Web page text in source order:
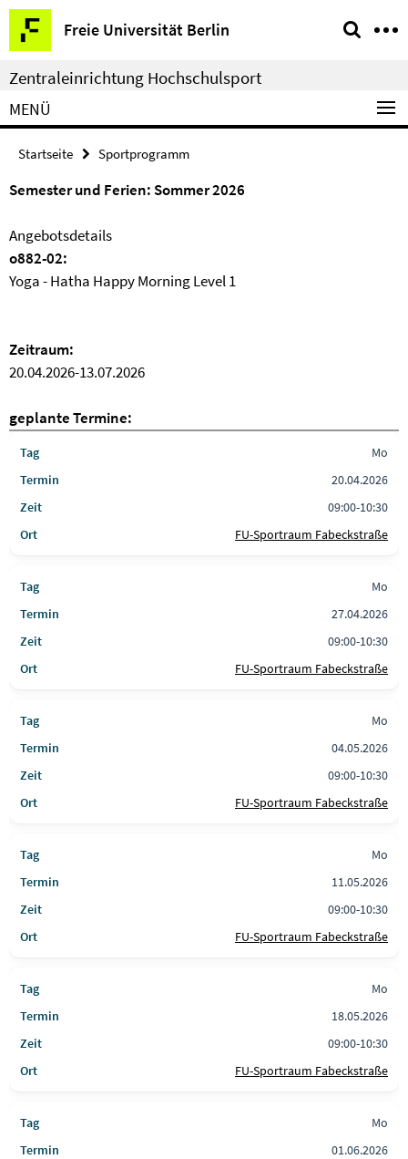
Springe
direkt
zu
Inhalt
Freie Universität Berlin
Service-
Navigation
Zentraleinrichtung Hochschulsport
MENÜ
Startseite Sportprogramm
Semester und Ferien: Sommer 2026
Angebotsdetails
o882-02:
Yoga - Hatha Happy Morning Level 1
Zeitraum:
20.04.2026-13.07.2026
geplante Termine:
Mo
20.04.2026
09:00-10:30
FU-Sportraum Fabeckstraße
Mo
27.04.2026
09:00-10:30
FU-Sportraum Fabeckstraße
Mo
04.05.2026
09:00-10:30
FU-Sportraum Fabeckstraße
Mo
11.05.2026
09:00-10:30
FU-Sportraum Fabeckstraße
Mo
18.05.2026
09:00-10:30
FU-Sportraum Fabeckstraße
Mo
01.06.2026